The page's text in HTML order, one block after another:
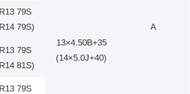
A
79S
79S)
13×4.50B+35
(14×5.0J+40)
79S
81S)
79S